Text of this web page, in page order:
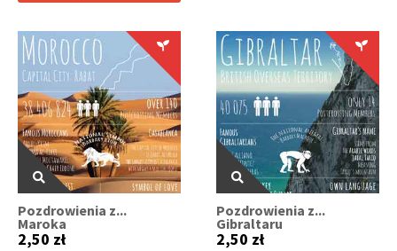
Pozdrowienia z...
Maroka
2,50 zł
Pozdrowienia z...
Gibraltaru
2,50 zł